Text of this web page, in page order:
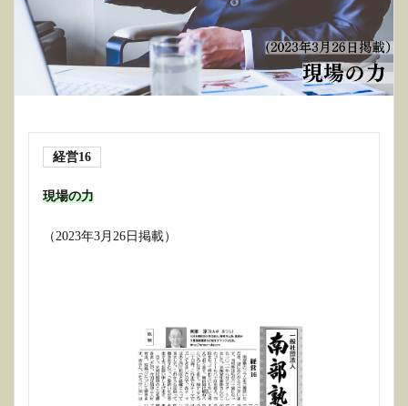
経営16
現場の力
（2023年3月26日掲載）